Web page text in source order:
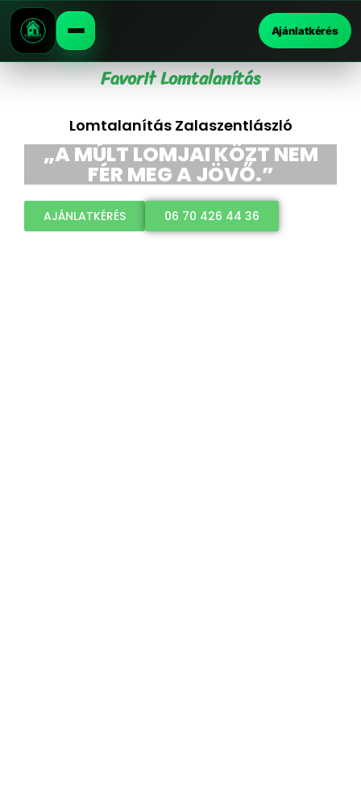
Ajánlatkérés
Favorit Lomtalanítás
Lomtalanítás Zalaszentlászló
„A MÚLT LOMJAI KÖZT NEM
FÉR MEG A JÖVŐ.”
AJÁNLATKÉRÉS 06 70 426 44 36